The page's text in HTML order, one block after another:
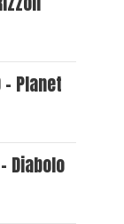
- Planet
- Diabolo